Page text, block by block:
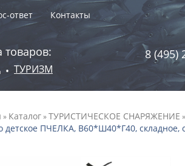
ответ Контакты
товаров:
• ТУРИЗМ
8 (495)
» Каталог»ТУРИСТИЧЕСКОЕ СНАРЯЖЕНИЕ »
детское ПЧЕЛКА, В60*Ш40*Г40, складное,